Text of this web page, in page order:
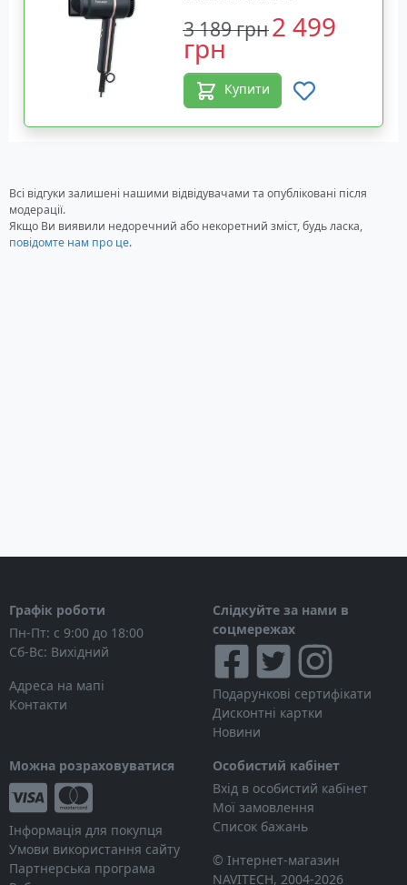
3 189 грн2 499
грн
Купити
Всі відгуки залишені нашими відвідувачами та опубліковані після
модерації.
Якщо Ви виявили недоречний або некоретний зміст, будь ласка,
повідомте нам про це.
Графік роботи
Пн-Пт: с 9:00 до 18:00
Сб-Вс: Вихідний
Адреса на мапі
Контакти
Слідкуйте за нами в
соцмережах
Подарункові сертифікати
Дисконтні картки
Новини
Можна розраховуватися
Інформація для покупця
Умови використання сайту
Партнерська програма
Особистий кабінет
Вхід в особистий кабінет
Мої замовлення
Список бажань
© Інтернет-магазин
NAVITECH, 2004-2026